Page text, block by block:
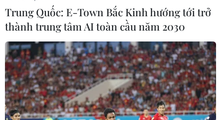
#Flex #Mãng cầu #À Lôi #Born Pink
#BlackPink
#Thanh long
#Michelin Guide
#Rap Việt
#xu hướng năm 2023
#xu hướng tìm kiếm
Trung Quốc: E-Town Bắc Kinh hướng tới trở
thành trung tâm AI toàn cầu năm 2030